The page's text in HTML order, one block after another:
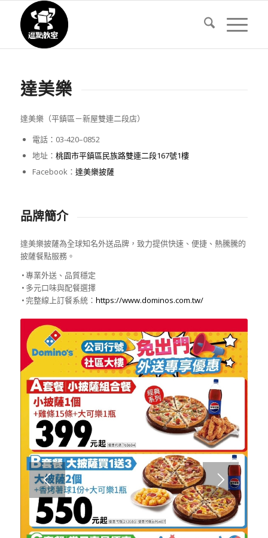
達美樂
達美樂（平鎮區－新屋雙連二段店）
電話： 03-420–0852
地址： 桃園市平鎮區民族路雙連二段167號1樓
Facebook： 達美樂披薩
品牌簡介
達美樂披薩為全球知名外送品牌，致力提供快速、便捷、熱騰騰的
披薩餐點服務。
• 專業外送、品質穩定
• 多元口味與配餐選擇
• 完整線上訂餐系統： https://www.dominos.com.tw/